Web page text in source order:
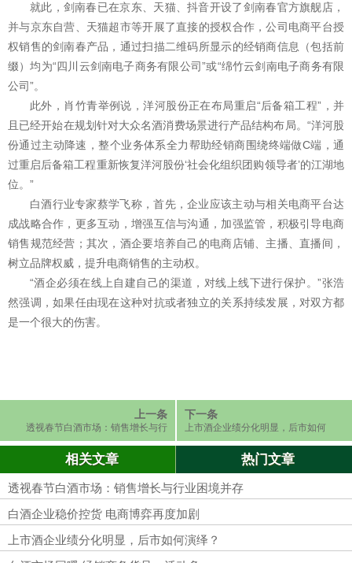
就此，剑南春已在京东、天猫、抖音开设了剑南春官方旗舰店，
并与京东自营、天猫超市等开展了直接的授权合作，公司电商平台授
权销售的剑南春产品，通过扫描二维码所显示的经销商信息（包括前
缀）均为“四川云剑南电子商务有限公司”或“绵竹云剑南电子商务有限
公司”。
此外，肖竹青举例说，洋河股份正在布局重启“后备箱工程”，并
且已经开始在规划针对大众名酒消费场景进行产品结构布局。“洋河股
份通过主动降速，整个业务体系全力帮助经销商围绕终端做C端，通
过重启后备箱工程重新恢复洋河股份‘社会化组织团购领导者’的江湖地
位。”
白酒行业专家蔡学飞称，首先，企业应该主动与相关电商平台达
成战略合作，更多互动，增强互信与沟通，加强监管，积极引导电商
销售规范经营；其次，酒企要培养自己的电商店铺、主播、直播间，
树立品牌权威，提升电商销售的主动权。
“酒企必须在线上自建自己的渠道，对线上线下进行保护。”张浩
然强调，如果任由现在这种对抗或者独立的关系持续发展，对双方都
是一个很大的伤害。
上一条
透视春节白酒市场：销售增长与行
业困境并存
下一条
上市酒企业绩分化明显，后市如何
演绎？
相关文章 热门文章
透视春节白酒市场：销售增长与行业困境并存
白酒企业稳价控货 电商博弈再度加剧
上市酒企业绩分化明显，后市如何演绎？